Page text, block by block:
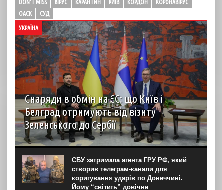
DON'T MISS ВІРУС КАРАНТИН КИЇВ КОРДОН
КОРОНАВІРУС
ОАСК
СУД
УКРАЇНА
Снаряди в обмін на ЄС: що Київ і
Белград отримують від візиту
Зеленського до Сербії
Візит Володимира Зеленського до Белграда став
першим в історії українсько-сербських відносин візитом
президента України до Сербії. Попри те, що Белград
залишається одним із найбільш проросійських партнерів
у Європі й...
СБУ затримала агента ГРУ РФ, який
створив телеграм-канали для
коригування ударів по Донеччині.
Йому “світить” довічне